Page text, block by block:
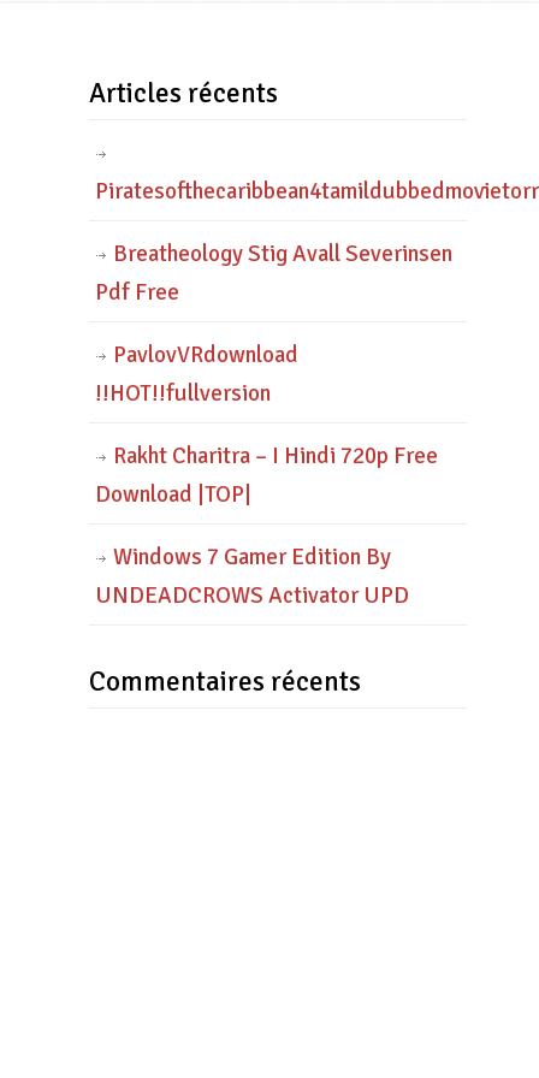
Articles récents
Breatheology Stig Avall Severinsen
Pdf Free
PavlovVRdownload
!!HOT!!fullversion
Rakht Charitra – I Hindi 720p Free
Download |TOP|
Windows 7 Gamer Edition By
UNDEADCROWS Activator UPD
Commentaires récents